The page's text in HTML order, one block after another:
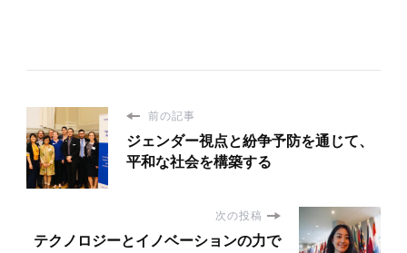
前の記事
ジェンダー視点と紛争予防を通じて、
平和な社会を構築する
次の投稿
テクノロジーとイノベーションの力で